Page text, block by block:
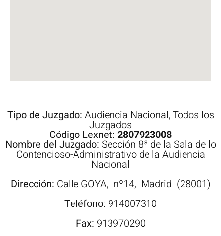
Tipo de Juzgado: Audiencia Nacional,Todos los
Juzgados
Código Lexnet: 2807923008
Nombre del Juzgado: Sección 8ª de la Sala de lo
Contencioso-Administrativo de la Audiencia
Nacional
Dirección: Calle GOYA, nº14, Madrid (28001)
Teléfono: 914007310
Fax: 913970290